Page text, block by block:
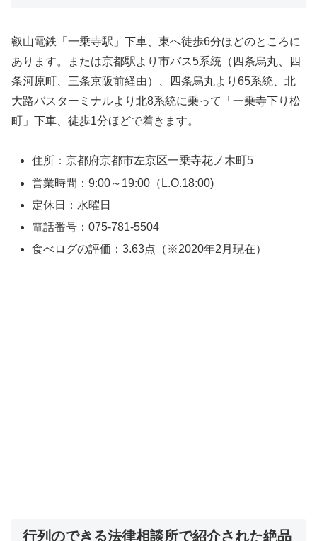
叡山電鉄「一乗寺駅」下車、東へ徒歩6分ほどのところに
あります。または京都駅より市バス5系統（四条烏丸、四
条河原町、三条京阪前経由）、四条烏丸より65系統、北
大路バスターミナルより北8系統に乗って「一乗寺下り松
町」下車、徒歩1分ほどで着きます。
住所：京都府京都市左京区一乗寺花ノ木町5
営業時間：9:00～19:00（L.O.18:00)
定休日：水曜日
電話番号：075-781-5504
食べログの評価：3.63点（※2020年2月現在）
行列のできる法律相談所で紹介された絶品